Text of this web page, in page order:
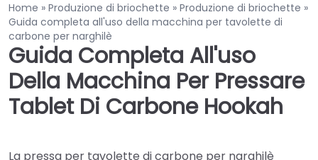
Home » Produzione di briochette » Produzione di briochette »
Guida completa all'uso della macchina per tavolette di
carbone per narghilè
Guida Completa All'uso
Della Macchina Per Pressare
Tablet Di Carbone Hookah
La pressa per tavolette di carbone per narghilè